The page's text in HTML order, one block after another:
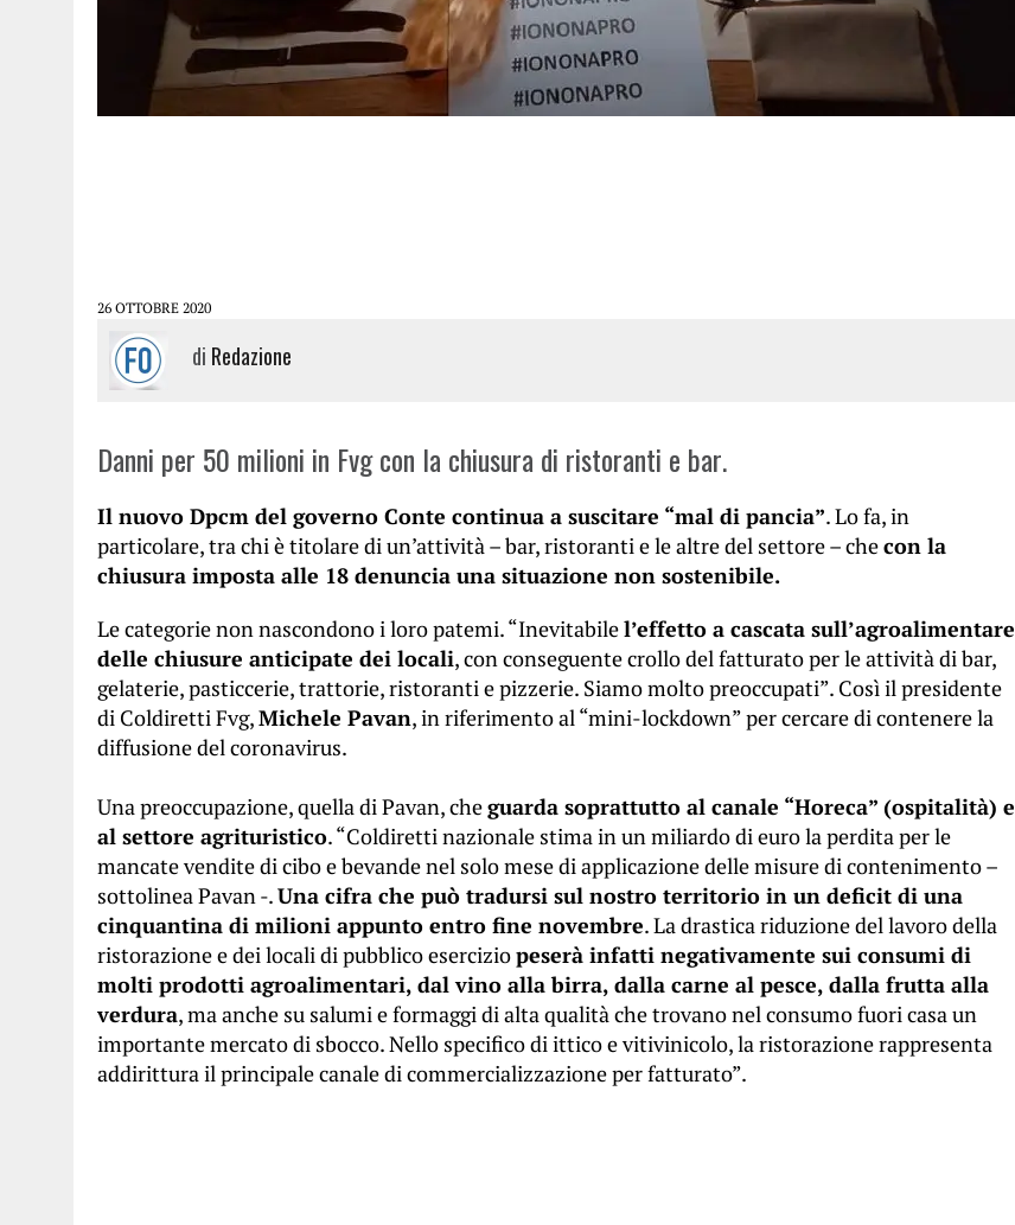
26 OTTOBRE 2020
di Redazione
Danni per 50 milioni in Fvg con la chiusura di ristoranti e bar.
Il nuovo Dpcm del governo Conte continua a suscitare “mal di pancia”. Lo fa, in
particolare, tra chi è titolare di un’attività – bar, ristoranti e le altre del settore – checon la
chiusura imposta alle 18 denuncia una situazione non sostenibile.
Le categorie non nascondono i loro patemi. “Inevitabilel’effetto a cascata sull’agroalimentare
delle chiusure anticipate dei locali, con conseguente crollo del fatturato per le attività di bar,
gelaterie, pasticcerie, trattorie, ristoranti e pizzerie. Siamo molto preoccupati”. Così il presidente
di Coldiretti Fvg,Michele Pavan, in riferimento al “mini-lockdown” per cercare di contenere la
diffusione del coronavirus.
Una preoccupazione, quella di Pavan, cheguarda soprattutto al canale “Horeca” (ospitalità) e
al settore agrituristico. “Coldiretti nazionale stima in un miliardo di euro la perdita per le
mancate vendite di cibo e bevande nel solo mese di applicazione delle misure di contenimento –
sottolinea Pavan -.Una cifra che può tradursi sul nostro territorio in un deficit di una
cinquantina di milioni appunto entro fine novembre. La drastica riduzione del lavoro della
ristorazione e dei locali di pubblico eserciziopeserà infatti negativamente sui consumi di
molti prodotti agroalimentari, dal vino alla birra, dalla carne al pesce, dalla frutta alla
verdura, ma anche su salumi e formaggi di alta qualità che trovano nel consumo fuori casa un
importante mercato di sbocco. Nello specifico di ittico e vitivinicolo, la ristorazione rappresenta
addirittura il principale canale di commercializzazione per fatturato”.